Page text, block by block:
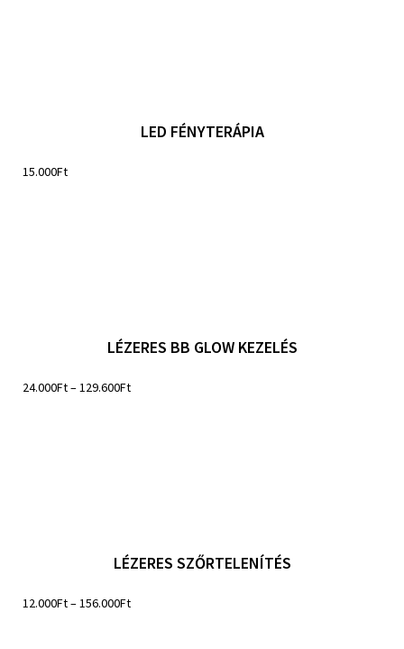
LED FÉNYTERÁPIA
15.000Ft
LÉZERES BB GLOW KEZELÉS
24.000Ft–129.600Ft
LÉZERES SZŐRTELENÍTÉS
12.000Ft–156.000Ft